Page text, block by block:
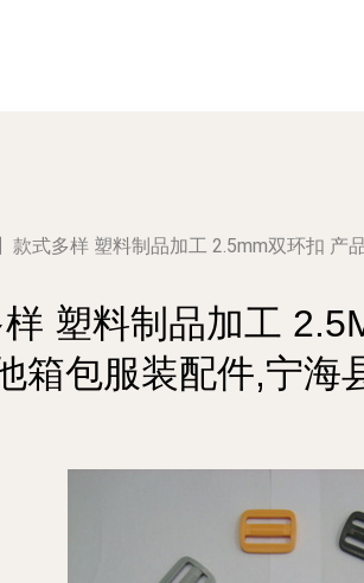
款式多样 塑料制品加工 2.5mm双环扣
样 塑料制品加工
箱包服装配件,宁海